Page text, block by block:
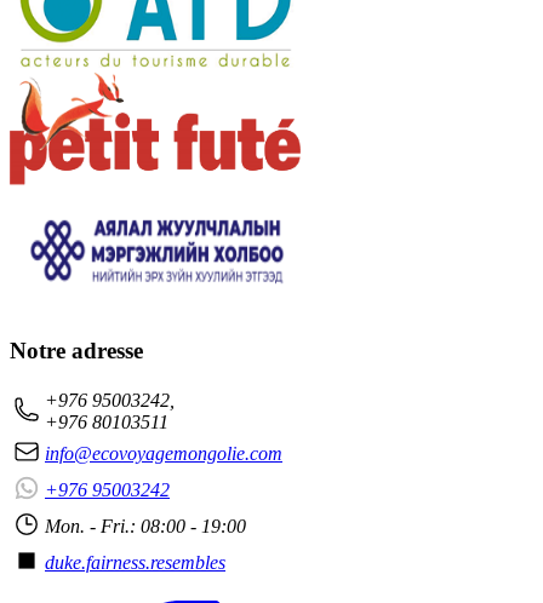
Notre adresse
+976 95003242,
+976 80103511
info@ecovoyagemongolie.com
+976 95003242
Mon. - Fri.: 08:00 - 19:00
duke.fairness.resembles